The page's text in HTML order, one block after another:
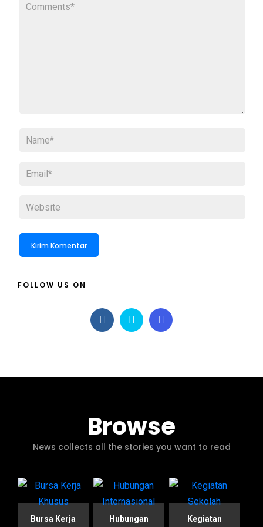
FOLLOW US ON
Browse
News collects all the stories you want to read
Bursa Kerja
Hubungan
Kegiatan